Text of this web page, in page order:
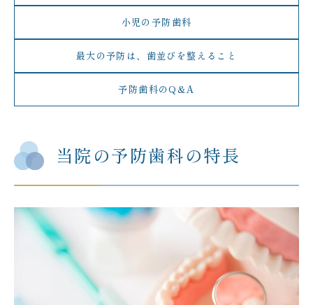
小児の予防歯科
最大の予防は、歯並びを整えること
予防歯科のQ&A
当院の予防歯科の特長